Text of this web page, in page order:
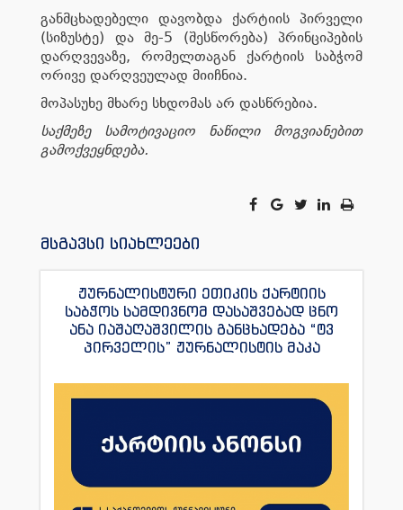
განმცხადებელი დავობდა ქარტიის პირველი
(სიზუსტე) და მე-5 (შესწორება) პრინციპების
დარღვევაზე, რომელთაგან ქარტიის საბჭომ
ორივე დარღვეულად მიიჩნია.
მოპასუხე მხარე სხდომას არ დასწრებია.
საქმეზე სამოტივაციო ნაწილი მოგვიანებით
გამოქვეყნდება.
მსგავსი სიახლეები
ჟურნალისტური ეთიკის ქარტიის
საბჭოს სამდივნომ დასაშვებად ცნო
ანა იაშაღაშვილის განცხადება “ტვ
პირველის” ჟურნალისტის მაკა